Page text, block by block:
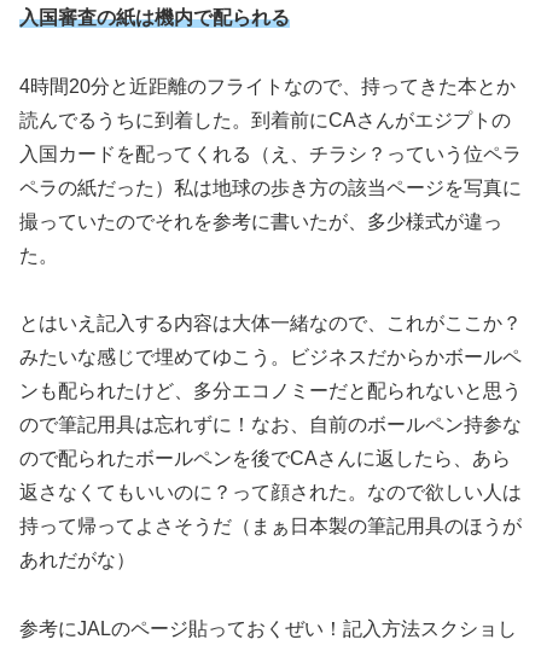
入国審査の紙は機内で配られる
4時間20分と近距離のフライトなので、持ってきた本とか
読んでるうちに到着した。到着前にCAさんがエジプトの
入国カードを配ってくれる（え、チラシ？っていう位ペラ
ペラの紙だった）私は地球の歩き方の該当ページを写真に
撮っていたのでそれを参考に書いたが、多少様式が違っ
た。
とはいえ記入する内容は大体一緒なので、これがここか？
みたいな感じで埋めてゆこう。ビジネスだからかボールペ
ンも配られたけど、多分エコノミーだと配られないと思う
ので筆記用具は忘れずに！なお、自前のボールペン持参な
ので配られたボールペンを後でCAさんに返したら、あら
返さなくてもいいのに？って顔された。なので欲しい人は
持って帰ってよさそうだ（まぁ日本製の筆記用具のほうが
あれだがな）
参考にJALのページ貼っておくぜい！記入方法スクショし